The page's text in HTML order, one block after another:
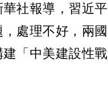
社報導，習近平
處理不好，兩國
「中美建設性戰